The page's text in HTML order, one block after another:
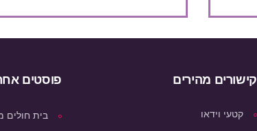
קישורים מהירים
קטעי וידאו
פוסטים
בית חולים